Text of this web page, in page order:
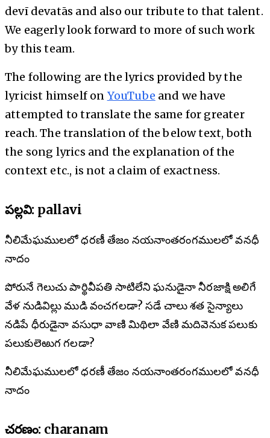
devī devatās and also our tribute to that talent.
We eagerly look forward to more of such work
by this team.
The following are the lyrics provided by the
lyricist himself on YouTube and we have
attempted to translate the same for greater
reach. The translation of the below text, both
the song lyrics and the explanation of the
context etc., is not a claim of exactness.
పల్లవి: pallavi
నీలిమేఘములలో ధరణీ తేజం నయనాంతరంగములలో వనధీ
నాదం
పోరునే గెలుచు పార్థివీపతి సాటిలేని ఘనుడైనా నీరజాక్షి అలిగే
వేళ నుడివిల్లు ముడి వంచగలడా? సడే చాలు శత సైన్యాలు
నడిపే ధీరుడైనా వసుధా వాణి మిథిలా వేణి మదివెనుక పలుకు
పలుకులెఱుగ గలడా?
నీలిమేఘములలో ధరణీ తేజం నయనాంతరంగములలో వనధీ
నాదం
చరణం: charanam